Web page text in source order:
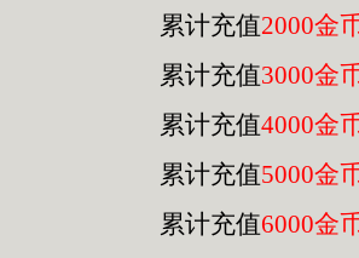
累计充值2000金
累计充值3000金
累计充值4000金
累计充值5000金
累计充值6000金